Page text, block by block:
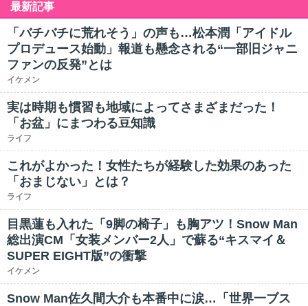
最新記事
「バチバチに荒れそう」の声も…松本潤「アイドル
プロデュース始動」報道も懸念される“一部旧ジャニ
ファンの反発”とは
イケメン
実は時期も慣習も地域によってさまざまだった！
「お盆」にまつわる豆知識
ライフ
これがよかった！女性たちが経験した効果のあった
「おまじない」とは？
ライフ
目黒蓮も入れた「9脚の椅子」も胸アツ！Snow Man
総出演CM「女装メンバー2人」で蘇る“キスマイ＆
SUPER EIGHT版”の衝撃
イケメン
Snow Man佐久間大介も本番中に涙…「世界一ブス